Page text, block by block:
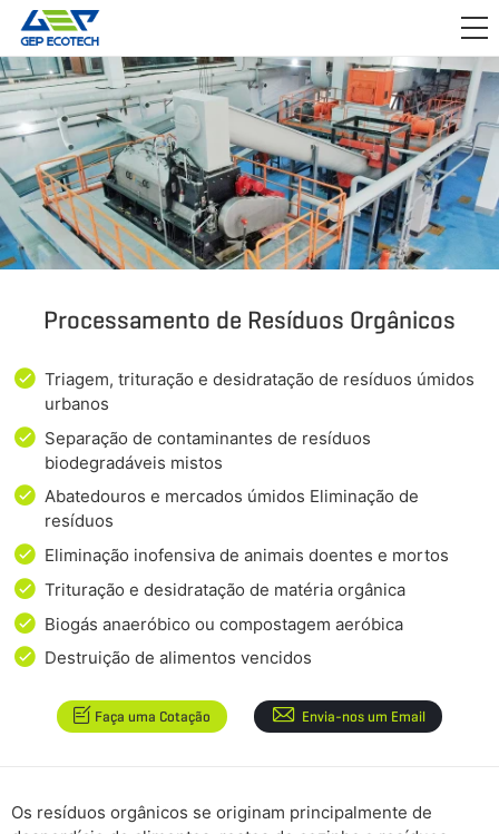
APLICAÇÃO
LANÇAMENTO
SOBRE NÓS
FALE CONOSCO

Processamento de Resíduos Orgânicos
Triagem, trituração e desidratação de resíduos úmidos
urbanos
Separação de contaminantes de resíduos
biodegradáveis mistos
Abatedouros e mercados úmidos Eliminação de
resíduos
Eliminação inofensiva de animais doentes e mortos
Trituração e desidratação de matéria orgânica
Biogás anaeróbico ou compostagem aeróbica
Destruição de alimentos vencidos
Faça uma Cotação Envia-nos um Email
Os resíduos orgânicos se originam principalmente de